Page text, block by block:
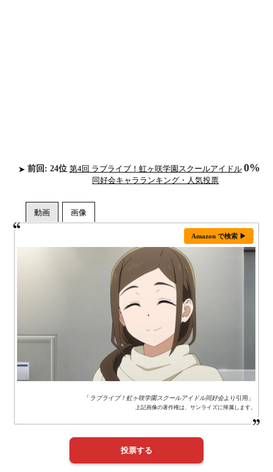
前回: 24位 第4回 ラブライブ！虹ヶ咲学園スクールアイドル
同好会キャラランキング・人気投票
0%
Amazon で検索 ▶
「 ラブライブ！虹ヶ咲学園スクールアイドル同好会より引用」
上記画像の著作権は、サンライズに帰属します。